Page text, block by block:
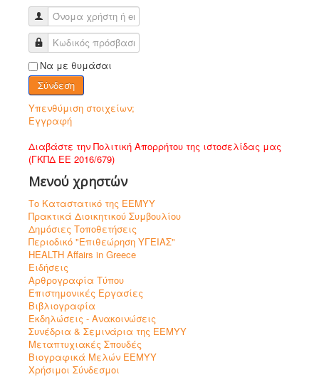
Να με θυμάσαι
Σύνδεση
Υπενθύμιση στοιχείων;
Εγγραφή
Διαβάστε την Πολιτική Απορρήτου της ιστοσελίδας μας
(ΓΚΠΔ ΕΕ 2016/679)
Μενού χρηστών
Το Καταστατικό της ΕΕΜΥΥ
Πρακτικά Διοικητικού Συμβουλίου
Δημόσιες Τοποθετήσεις
Περιοδικό "Επιθεώρηση ΥΓΕΙΑΣ"
HEALTH Affairs in Greece
Ειδήσεις
Αρθρογραφία Τύπου
Επιστημονικές Εργασίες
Βιβλιογραφία
Εκδηλώσεις - Ανακοινώσεις
Συνέδρια & Σεμινάρια της ΕΕΜΥΥ
Μεταπτυχιακές Σπουδές
Βιογραφικά Μελών ΕΕΜΥΥ
Χρήσιμοι Σύνδεσμοι